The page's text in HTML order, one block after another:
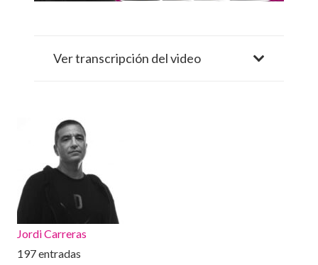
Ver transcripción del video
Jordi Carreras
197 entradas